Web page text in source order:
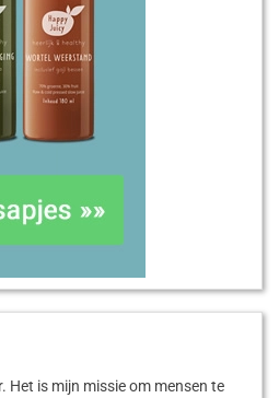
Het is mijn missie om mensen te